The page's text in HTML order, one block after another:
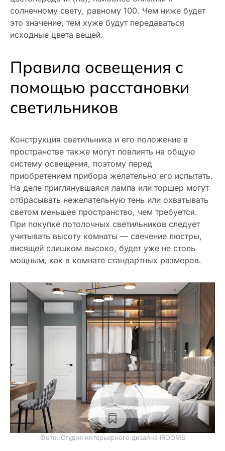
солнечному свету, равному 100. Чем ниже будет
это значение, тем хуже будут передаваться
исходные цвета вещей.
Правила освещения с
помощью расстановки
светильников
Конструкция светильника и его положение в
пространстве также могут повлиять на общую
систему освещения, поэтому перед
приобретением прибора желательно его испытать.
На деле приглянувшаяся лампа или торшер могут
отбрасывать нежелательную тень или охватывать
светом меньшее пространство, чем требуется.
При покупке потолочных светильников следует
учитывать высоту комнаты — свечение люстры,
висящей слишком высоко, будет уже не столь
мощным, как в комнате стандартных размеров.
Фото: Студия интерьерного дизайна IROOMS